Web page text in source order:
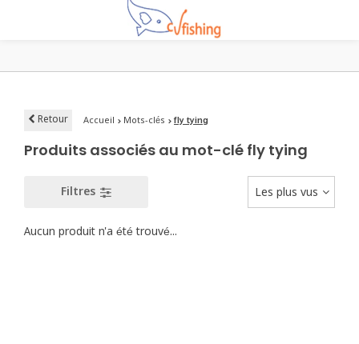
Retour Accueil Mots-clés fly tying
Produits associés au mot-clé fly tying
Filtres Les plus vus
Aucun produit n'a été trouvé...